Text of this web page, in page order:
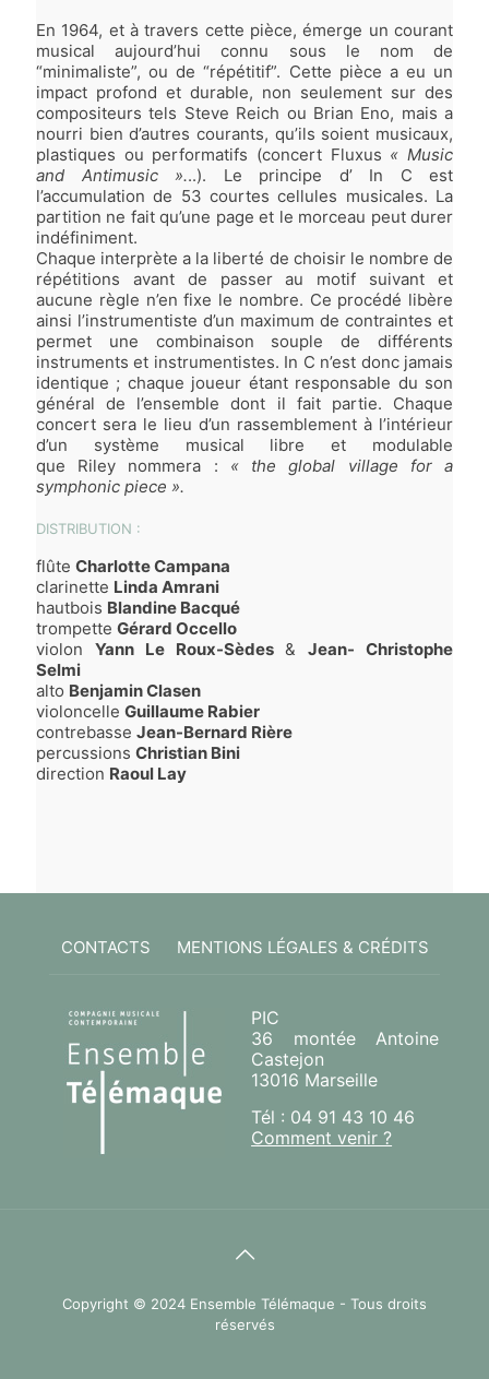
En 1964, et à travers cette pièce, émerge un courant
musical aujourd’hui connu sous le nom de
“minimaliste”, ou de “répétitif”. Cette pièce a eu un
impact profond et durable, non seulement sur des
compositeurs tels Steve Reich ou Brian Eno, mais a
nourri bien d’autres courants, qu’ils soient musicaux,
plastiques ou performatifs (concert Fluxus « Music
and Antimusic »...). Le principe d’ In C est
l’accumulation de 53 courtes cellules musicales. La
partition ne fait qu’une page et le morceau peut durer
indéfiniment.
Chaque interprète a la liberté de choisir le nombre de
répétitions avant de passer au motif suivant et
aucune règle n’en fixe le nombre. Ce procédé libère
ainsi l’instrumentiste d’un maximum de contraintes et
permet une combinaison souple de différents
instruments et instrumentistes. In C n’est donc jamais
identique ; chaque joueur étant responsable du son
général de l’ensemble dont il fait partie. Chaque
concert sera le lieu d’un rassemblement à l’intérieur
d’un système musical libre et modulable
que Riley nommera : « the global village for a
symphonic piece ».
DISTRIBUTION :
flûte Charlotte Campana
clarinette Linda Amrani
hautbois Blandine Bacqué
trompette Gérard Occello
violon Yann Le Roux-Sèdes & Jean- Christophe
Selmi
alto Benjamin Clasen
violoncelle Guillaume Rabier
contrebasse Jean-Bernard Rière
percussions Christian Bini
direction Raoul Lay
CONTACTS MENTIONS LÉGALES & CRÉDITS
PIC
36 montée Antoine
Castejon
13016 Marseille
Tél : 04 91 43 10 46
Comment venir ?
Copyright © 2024 Ensemble Télémaque - Tous droits
réservés